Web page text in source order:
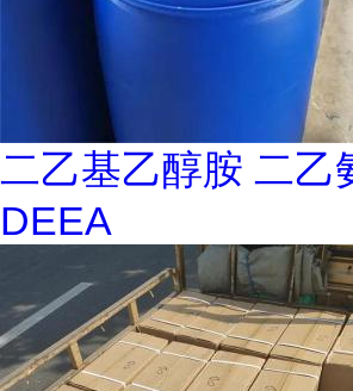
二乙基乙醇胺 二乙
DEEA